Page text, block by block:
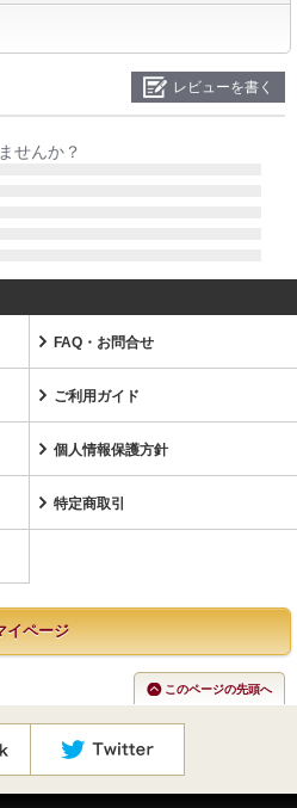
レビューを書く
せんか？
FAQ・お問合せ
ご利用ガイド
個人情報保護方針
特定商取引
イページ
このページの先頭へ